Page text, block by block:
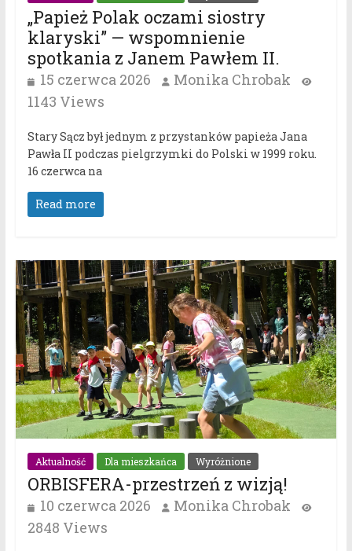
„Papież Polak oczami siostry
klaryski” — wspomnienie
spotkania z Janem Pawłem II.
15 czerwca 2026
Monika Chrobak
1143 Views
Stary Sącz był jednym z przystanków papieża Jana
Pawła II podczas pielgrzymki do Polski w 1999 roku.
16 czerwca na
Read more
Aktualność Dla mieszkańca Wyróżnione
ORBISFERA-przestrzeń z wizją!
10 czerwca 2026
Monika Chrobak
2848 Views